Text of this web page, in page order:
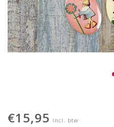
€15,95 Incl. btw